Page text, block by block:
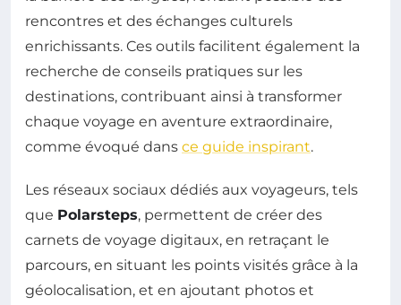
rencontres et des échanges culturels
enrichissants. Ces outils facilitent également la
recherche de conseils pratiques sur les
destinations, contribuant ainsi à transformer
chaque voyage en aventure extraordinaire,
comme évoqué dans ce guide inspirant.
Les réseaux sociaux dédiés aux voyageurs, tels
que Polarsteps, permettent de créer des
carnets de voyage digitaux, en retraçant le
parcours, en situant les points visités grâce à la
géolocalisation, et en ajoutant photos et